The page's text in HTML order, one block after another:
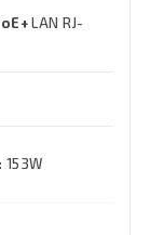
LAN RJ-